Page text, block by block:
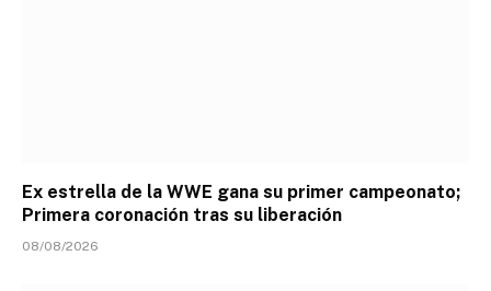
Ex estrella de la WWE gana su primer campeonato;
Primera coronación tras su liberación
08/08/2026